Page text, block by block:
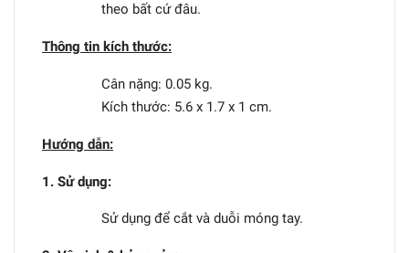
theo bất cứ đâu.
Thông tin kích thước:
Cân nặng: 0.05 kg.
Kích thước: 5.6 x 1.7 x 1 cm.
Hướng dẫn:
1. Sử dụng:
Sử dụng để cắt và duỗi móng tay.